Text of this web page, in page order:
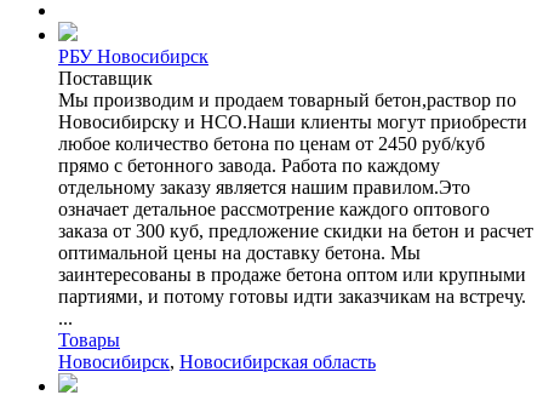
РБУ Новосибирск
Поставщик
Мы производим и продаем товарный бетон,раствор по
Новосибирску и НСО.Наши клиенты могут приобрести
любое количество бетона по ценам от 2450 руб/куб
прямо с бетонного завода. Работа по каждому
отдельному заказу является нашим правилом.Это
означает детальное рассмотрение каждого оптового
заказа от 300 куб, предложение скидки на бетон и расчет
оптимальной цены на доставку бетона. Мы
заинтересованы в продаже бетона оптом или крупными
партиями, и потому готовы идти заказчикам на встречу.
...
Товары
Новосибирск, Новосибирская область